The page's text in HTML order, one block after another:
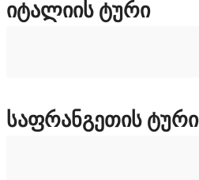
ᲘᲢᲐᲚᲘᲘᲡ ᲢᲣᲠᲘ
ᲡᲐᲤᲠᲐᲜᲒᲔᲗᲘᲡ ᲢᲣᲠᲘ